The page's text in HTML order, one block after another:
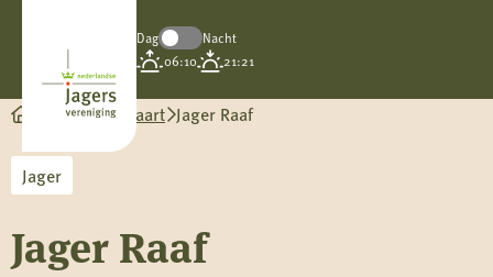
Koninklijke
Nederlandse
Jagersvereniging
Dag
Nacht
06:10
21:21
Wild op de kaart Jager Raaf
Jager
Jager Raaf